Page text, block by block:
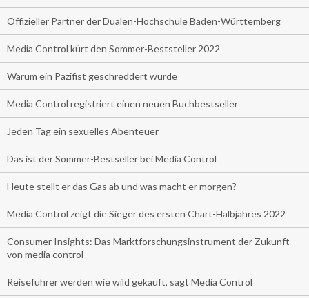
Offizieller Partner der Dualen-Hochschule Baden-Württemberg
Media Control kürt den Sommer-Beststeller 2022
Warum ein Pazifist geschreddert wurde
Media Control registriert einen neuen Buchbestseller
Jeden Tag ein sexuelles Abenteuer
Das ist der Sommer-Bestseller bei Media Control
Heute stellt er das Gas ab und was macht er morgen?
Media Control zeigt die Sieger des ersten Chart-Halbjahres 2022
Consumer Insights: Das Marktforschungsinstrument der Zukunft
von media control
Reiseführer werden wie wild gekauft, sagt Media Control